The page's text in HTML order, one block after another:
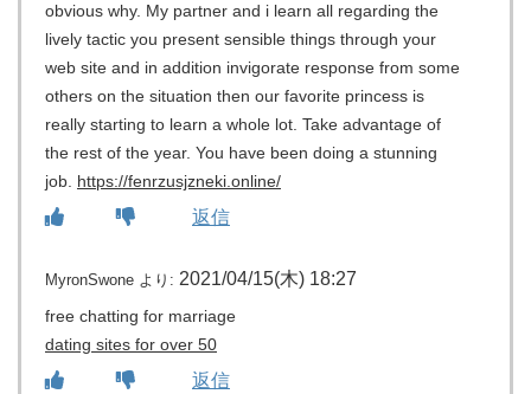
obvious why. My partner and i learn all regarding the
lively tactic you present sensible things through your
web site and in addition invigorate response from some
others on the situation then our favorite princess is
really starting to learn a whole lot. Take advantage of
the rest of the year. You have been doing a stunning
job. https://fenrzusjzneki.online/
返信
MyronSwone より: 2021/04/15(木) 18:27
free chatting for marriage
dating sites for over 50
返信